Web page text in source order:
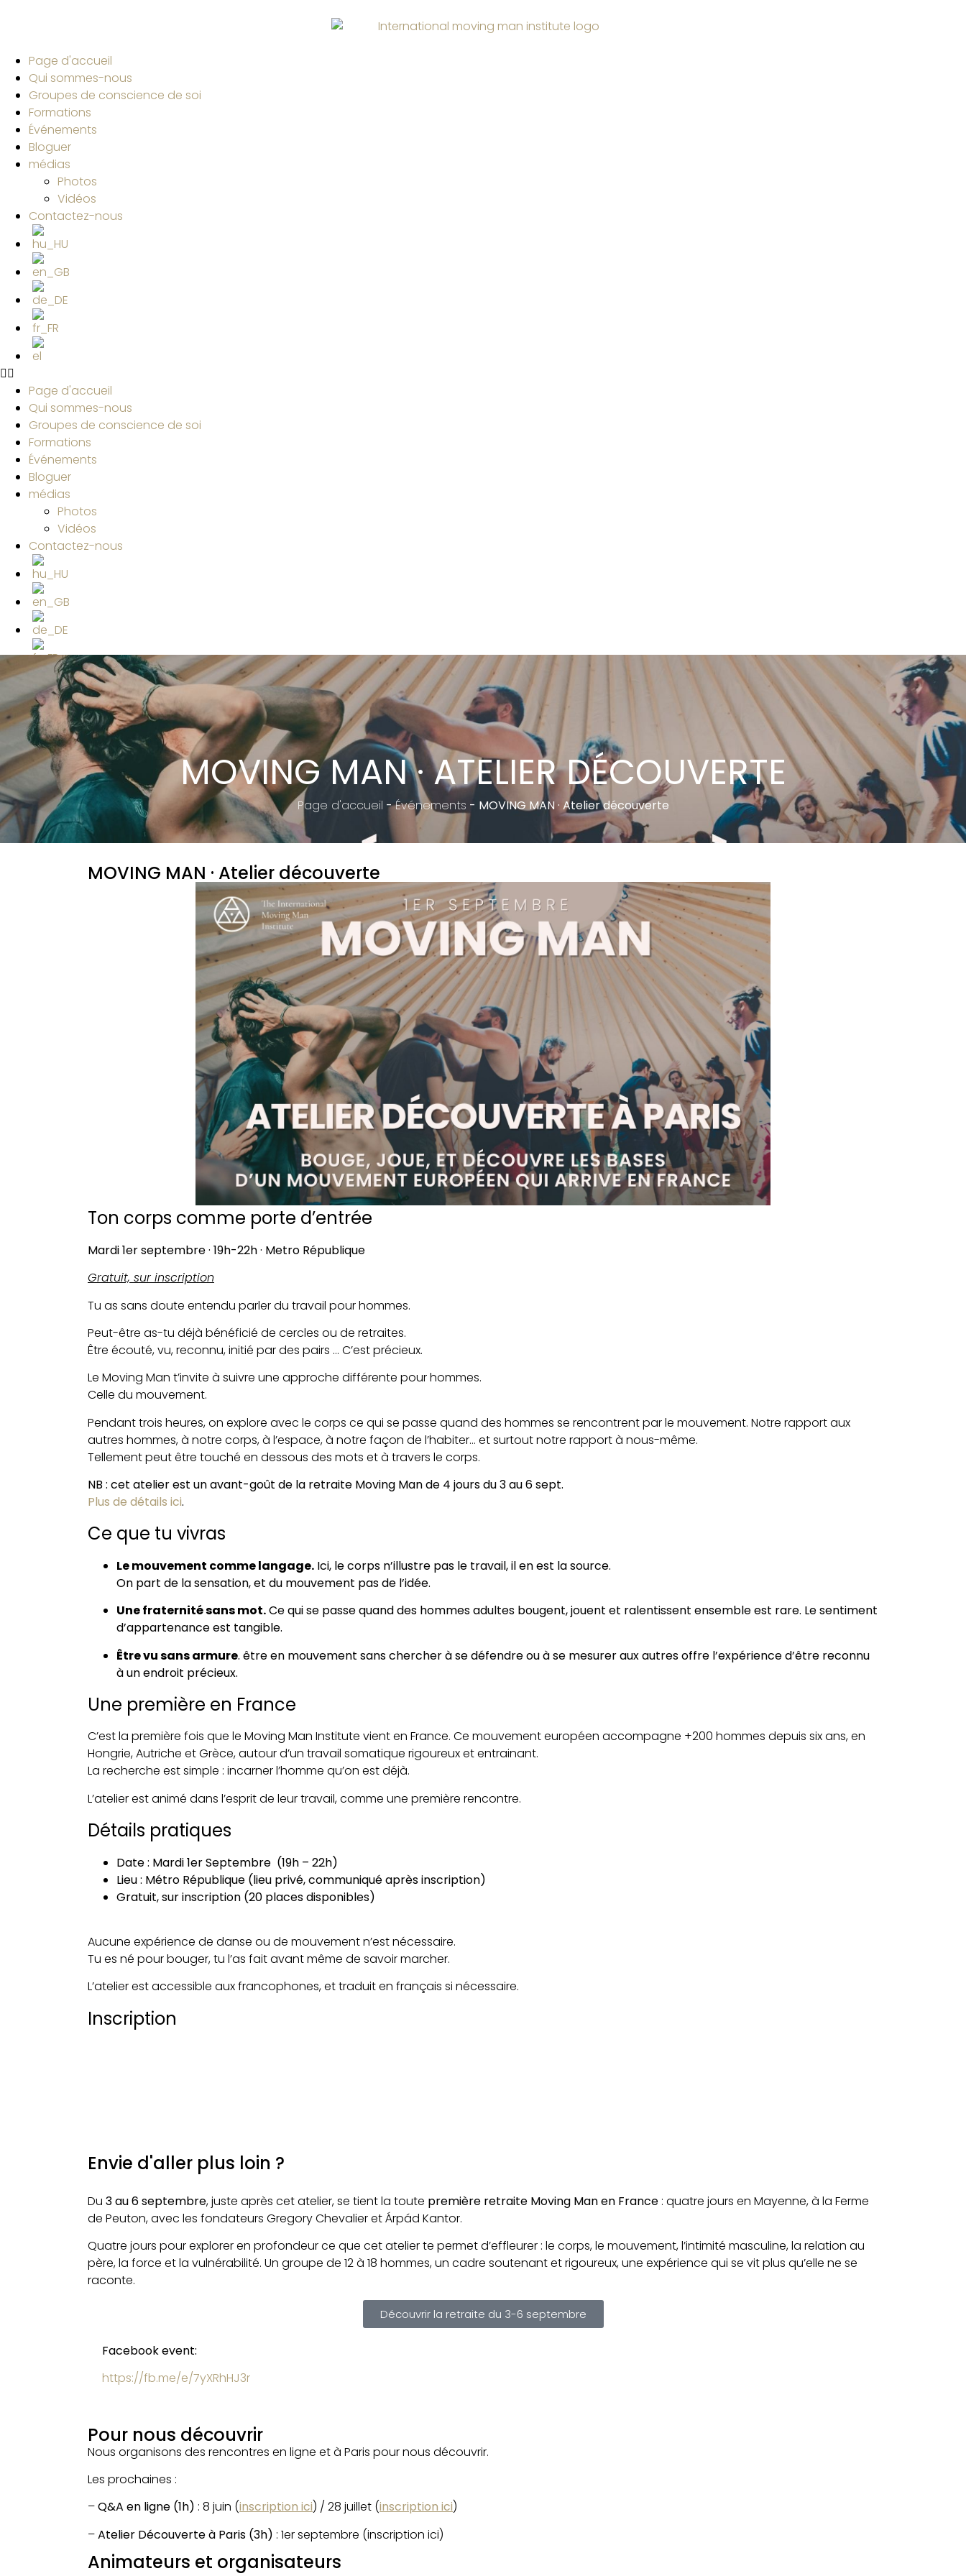
Page d'accueil
Qui sommes-nous
Groupes de conscience de soi
Formations
Événements
Bloguer
médias
Photos
Vidéos
Contactez-nous
Page d'accueil
Qui sommes-nous
Groupes de conscience de soi
Formations
Événements
Bloguer
médias
Photos
Vidéos
Contactez-nous
MOVING MAN · ATELIER DÉCOUVERTE
Page d'accueil -Événements - MOVING MAN · Atelier découverte
MOVING MAN · Atelier découverte
Ton corps comme porte d’entrée
Mardi 1er septembre · 19h-22h · Metro République
Gratuit, sur inscription
Tu as sans doute entendu parler du travail pour hommes.
Peut-être as-tu déjà bénéficié de cercles ou de retraites.
Être écouté, vu, reconnu,initié par des pairs … C’est précieux.
Le Moving Man t’invite à suivre une approche différente pour hommes.
Celle du mouvement.
Pendant trois heures, on explore avec le corps ce qui se passe quand des hommes se rencontrent par le mouvement. Notre rapport aux
autres hommes, à notre corps, à l’espace, à notre façon de l’habiter… et surtout notre rapport à nous-même.
Tellement peut être touché en dessous des mots età travers le corps.
NB : cet atelier est un avant-goût de la retraite Moving Man de 4 jours du 3 au 6 sept.
Plus de détails ici.
Ce que tu vivras
Le mouvement comme langage. Ici, le corps n’illustre pas le travail, il en est la source.
On part de la sensation, et du mouvement pas de l’idée.
Une fraternité sans mot.Ce qui se passe quand des hommes adultes bougent, jouent et ralentissent ensemble est rare. Le sentiment
d’appartenance est tangible.
Être vu sans armure. être en mouvement sans chercher à se défendre ou à se mesurer aux autres offre l’expérience d’être reconnu
à un endroit précieux.
Une première en France
C’est la première fois que le Moving Man Institute vient en France. Ce mouvement européen accompagne +200 hommes depuis six ans, en
Hongrie, Autriche et Grèce, autour d’un travail somatique rigoureux et entrainant.
La recherche est simple : incarner l’homme qu’on est déjà.
L’atelier est animé dans l’esprit de leur travail, comme une première rencontre.
Détails pratiques
Date : Mardi 1er Septembre (19h – 22h)
Lieu : Métro République (lieu privé, communiqué après inscription)
Gratuit, sur inscription (20 places disponibles)
Aucune expérience de danse ou de mouvement n’est nécessaire.
Tu es né pour bouger, tu l’as fait avant même de savoir marcher.
L’atelier est accessible aux francophones, et traduit en français si nécessaire.
Inscription
Envie d'aller plus loin ?
Du 3 au 6 septembre, juste après cet atelier, se tient la toute première retraite Moving Man en France : quatre jours en Mayenne, à la Ferme
de Peuton, avec les fondateurs Gregory Chevalier et Árpád Kantor.
Quatre jours pour explorer en profondeur ce que cet atelier te permet d’effleurer : le corps, le mouvement, l’intimité masculine, la relation au
père, la force et la vulnérabilité. Un groupe de 12 à 18 hommes, un cadre soutenant et rigoureux, une expérience qui se vit plus qu’elle ne se
raconte.
Découvrir la retraite du 3-6 septembre
Facebook event:
https://fb.me/e/7yXRhHJ3r
Pour nous découvrir
Nous organisons des rencontres en ligne et à Paris pour nous découvrir.
Les prochaines :
–Q&A en ligne (1h) : 8 juin (inscription ici) / 28 juillet (inscription ici)
–Atelier Découverte à Paris (3h) : 1er septembre (inscription ici)
Animateurs et organisateurs